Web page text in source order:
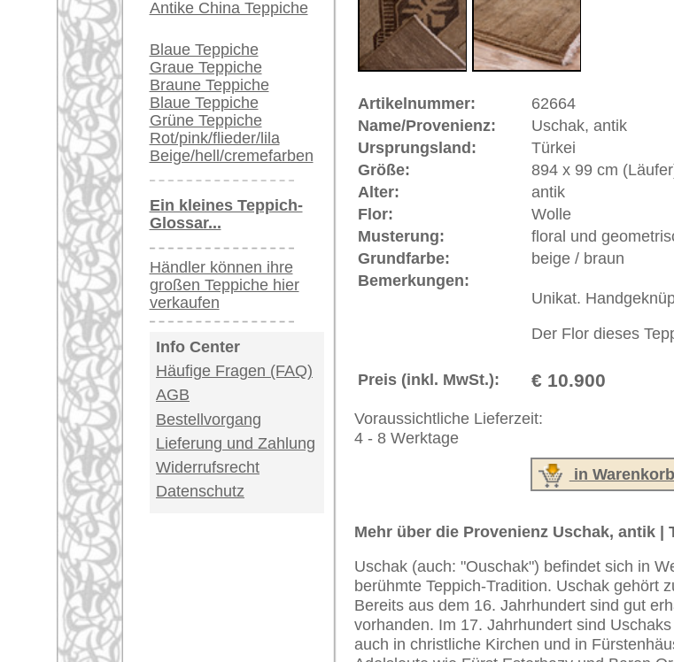
Mehr über die Provenienz Uschak, antik | Türkei
Uschak (auch: "Ouschak") befindet sich in WestAnatolien(Türkei) und hat eine alte und
berühmte Teppich-Tradition. Uschak gehört zu den Pionier-Städten des Orientteppichs.
Bereits aus dem 16. Jahrhundert sind gut erhaltene Stücke in türkischen und anderen Museen
vorhanden. Im 17. Jahrhundert sind Uschaks in sehr großer Anzahl nach Siebenbürgen aber
auch in christliche Kirchen und in Fürstenhäuser Europas geliefert worden. Berühmte
Adelsleute wie Fürst Esterhazy und Baron Orsini gaben Teppiche in Auftrag und ließen sich
ihr Wappen einknüpfen. Große Künstler jener Zeit verewigten Uschaks in ihren Gemälden und
lieferten damit einen wichtigen Beitrag zur Geschichte des geknüpften Teppichs. Einige
Uschak-Muster wurden nach den Malern Hans Holbein und Lorenzo Lotto benannt, die das
Arabesken- und Flecht-Muster in gelb auf rotem Grund wiedergaben. Uschak ist eine
Provenienz von einzigartiger Historie und Bedeutung.
Teppiche.tv - große moderne Teppiche | neue und antike Orientteppiche -
riesige Auswahl
Deutschland / Österreich: +49 (0)40 450 4102
Impressum